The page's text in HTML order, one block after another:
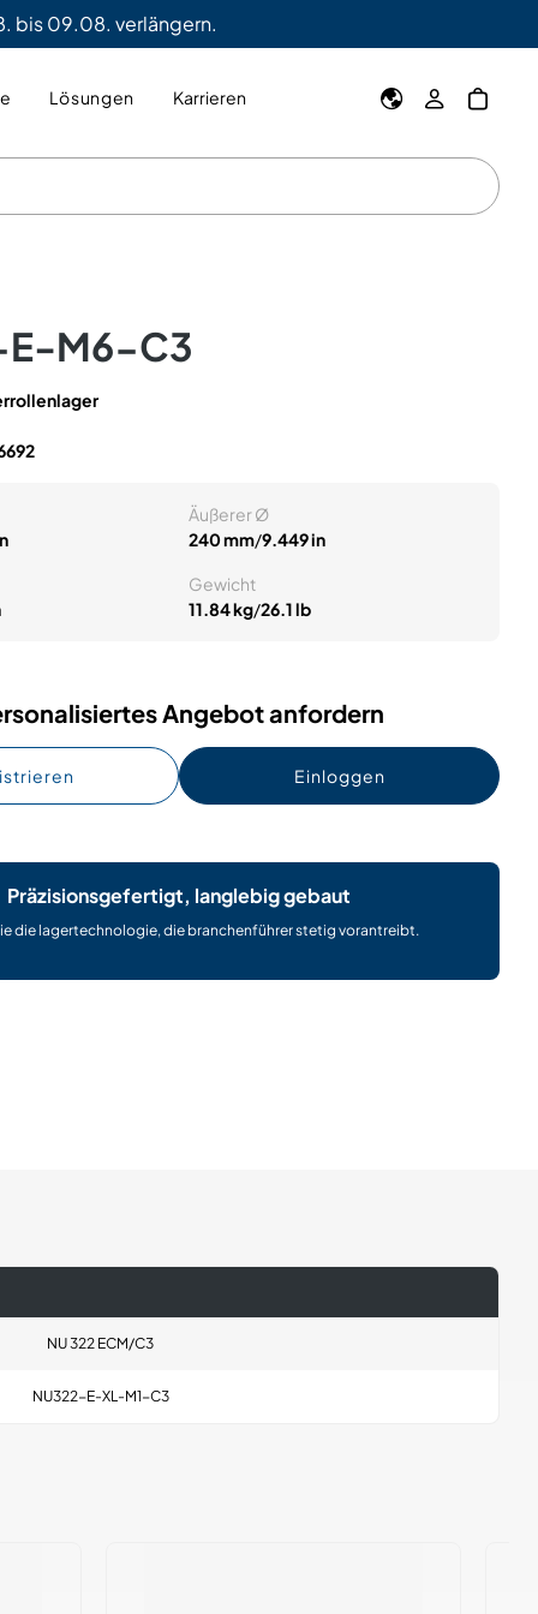
bis 09.08. verlängern.
Lösungen Karrieren
E-M6-C3
Äußerer Ø
240 mm/9.449 in
Gewicht
11.84 kg/26.1 lb
Angebot anfordern
Einloggen
Präzisionsgefertigt, langlebig gebaut
die lagertechnologie, die branchenführer stetig vorantreibt.
NU 322 ECM/C3
NU322-E-XL-M1-C3